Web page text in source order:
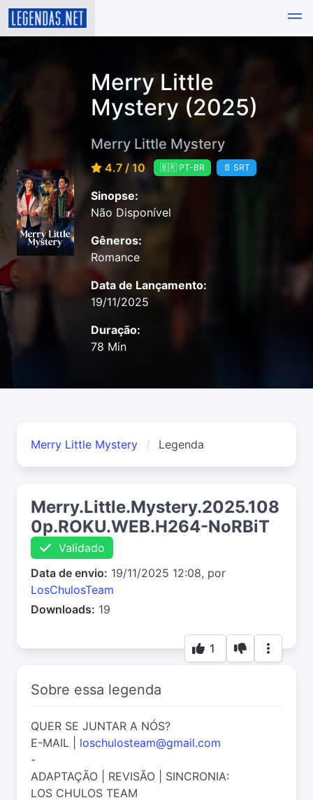
Merry Little
Mystery (2025)
Merry Little Mystery
4.7 / 10 🇧🇷 PT-BR 📄 SRT
Sinopse:
Não Disponível
Gêneros:
Romance
Data de Lançamento:
19/11/2025
Duração:
78 Min
Merry Little Mystery Legenda
Merry.Little.Mystery.2025.108
0p.ROKU.WEB.H264-NoRBiT
Validado
Data de envio: 19/11/2025 12:08, por
LosChulosTeam
Downloads: 19
1
Sobre essa legenda
QUER SE JUNTAR A NÓS?
E-MAIL | loschulosteam@gmail.com
-
ADAPTAÇÃO | REVISÃO | SINCRONIA:
LOS CHULOS TEAM